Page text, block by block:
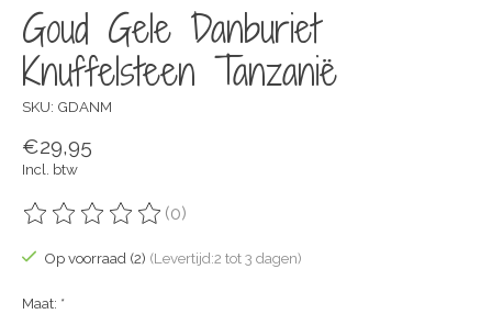
Goud Gele Danburiet
Knuffelsteen Tanzanië
SKU: GDANM
€29,95
Incl. btw
De beoordeling van dit product is
(0)
Op voorraad (2) (Levertijd:2 tot 3 dagen)
Maat: *